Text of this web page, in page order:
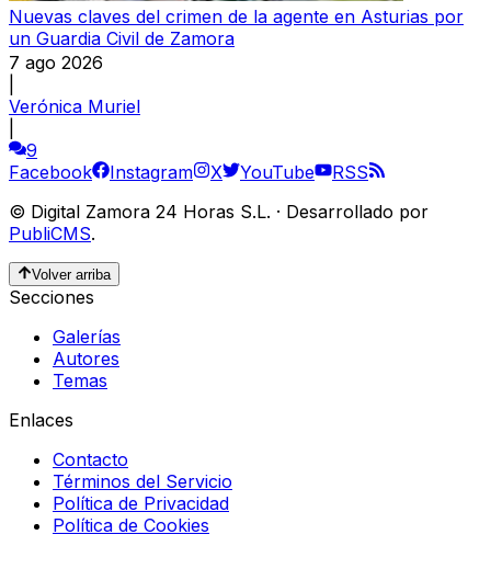
Nuevas claves del crimen de la agente en Asturias por
un Guardia Civil de Zamora
7 ago 2026
Verónica Muriel
9
Facebook
Instagram X YouTube
RSS
© Digital Zamora 24 Horas S.L. · Desarrollado por
PubliCMS.
Volver arriba
Secciones
Galerías
Autores
Temas
Enlaces
Contacto
Términos del Servicio
Política de Privacidad
Política de Cookies